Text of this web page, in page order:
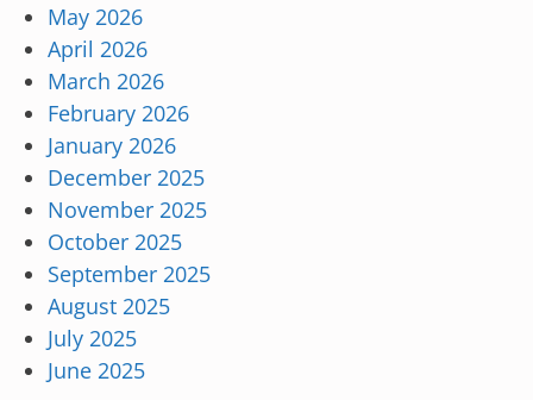
May 2026
April 2026
March 2026
February 2026
January 2026
December 2025
November 2025
October 2025
September 2025
August 2025
July 2025
June 2025